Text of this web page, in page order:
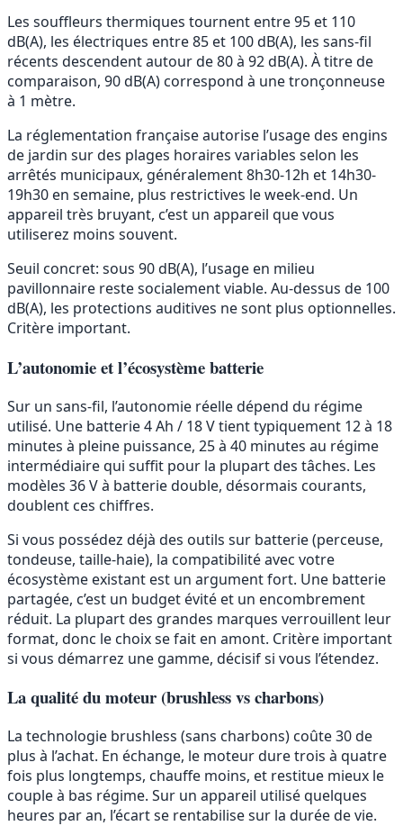
Les souffleurs thermiques tournent entre 95 et 110
dB(A), les électriques entre 85 et 100 dB(A), les sans-fil
récents descendent autour de 80 à 92 dB(A). À titre de
comparaison, 90 dB(A) correspond à une tronçonneuse
à 1 mètre.
La réglementation française autorise l’usage des engins
de jardin sur des plages horaires variables selon les
arrêtés municipaux, généralement 8h30-12h et 14h30-
19h30 en semaine, plus restrictives le week-end. Un
appareil très bruyant, c’est un appareil que vous
utiliserez moins souvent.
Seuil concret: sous 90 dB(A), l’usage en milieu
pavillonnaire reste socialement viable. Au-dessus de 100
dB(A), les protections auditives ne sont plus optionnelles.
Critère important.
L’autonomie et l’écosystème batterie
Sur un sans-fil, l’autonomie réelle dépend du régime
utilisé. Une batterie 4 Ah / 18 V tient typiquement 12 à 18
minutes à pleine puissance, 25 à 40 minutes au régime
intermédiaire qui suffit pour la plupart des tâches. Les
modèles 36 V à batterie double, désormais courants,
doublent ces chiffres.
Si vous possédez déjà des outils sur batterie (perceuse,
tondeuse, taille-haie), la compatibilité avec votre
écosystème existant est un argument fort. Une batterie
partagée, c’est un budget évité et un encombrement
réduit. La plupart des grandes marques verrouillent leur
format, donc le choix se fait en amont. Critère important
si vous démarrez une gamme, décisif si vous l’étendez.
La qualité du moteur (brushless vs charbons)
La technologie brushless (sans charbons) coûte 30 de
plus à l’achat. En échange, le moteur dure trois à quatre
fois plus longtemps, chauffe moins, et restitue mieux le
couple à bas régime. Sur un appareil utilisé quelques
heures par an, l’écart se rentabilise sur la durée de vie.